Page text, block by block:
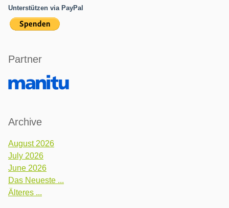
Unterstützen via PayPal
Partner
Archive
August 2026
July 2026
June 2026
Das Neueste ...
Älteres ...